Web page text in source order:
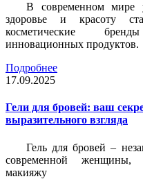
В современном мире
здоровье и красоту
косметические
инновационных продуктов.
Подробнее
17.09.2025
Гели для бровей: ваш
выразительного взгляда
Гель для бровей –
современной женщины,
макияжу